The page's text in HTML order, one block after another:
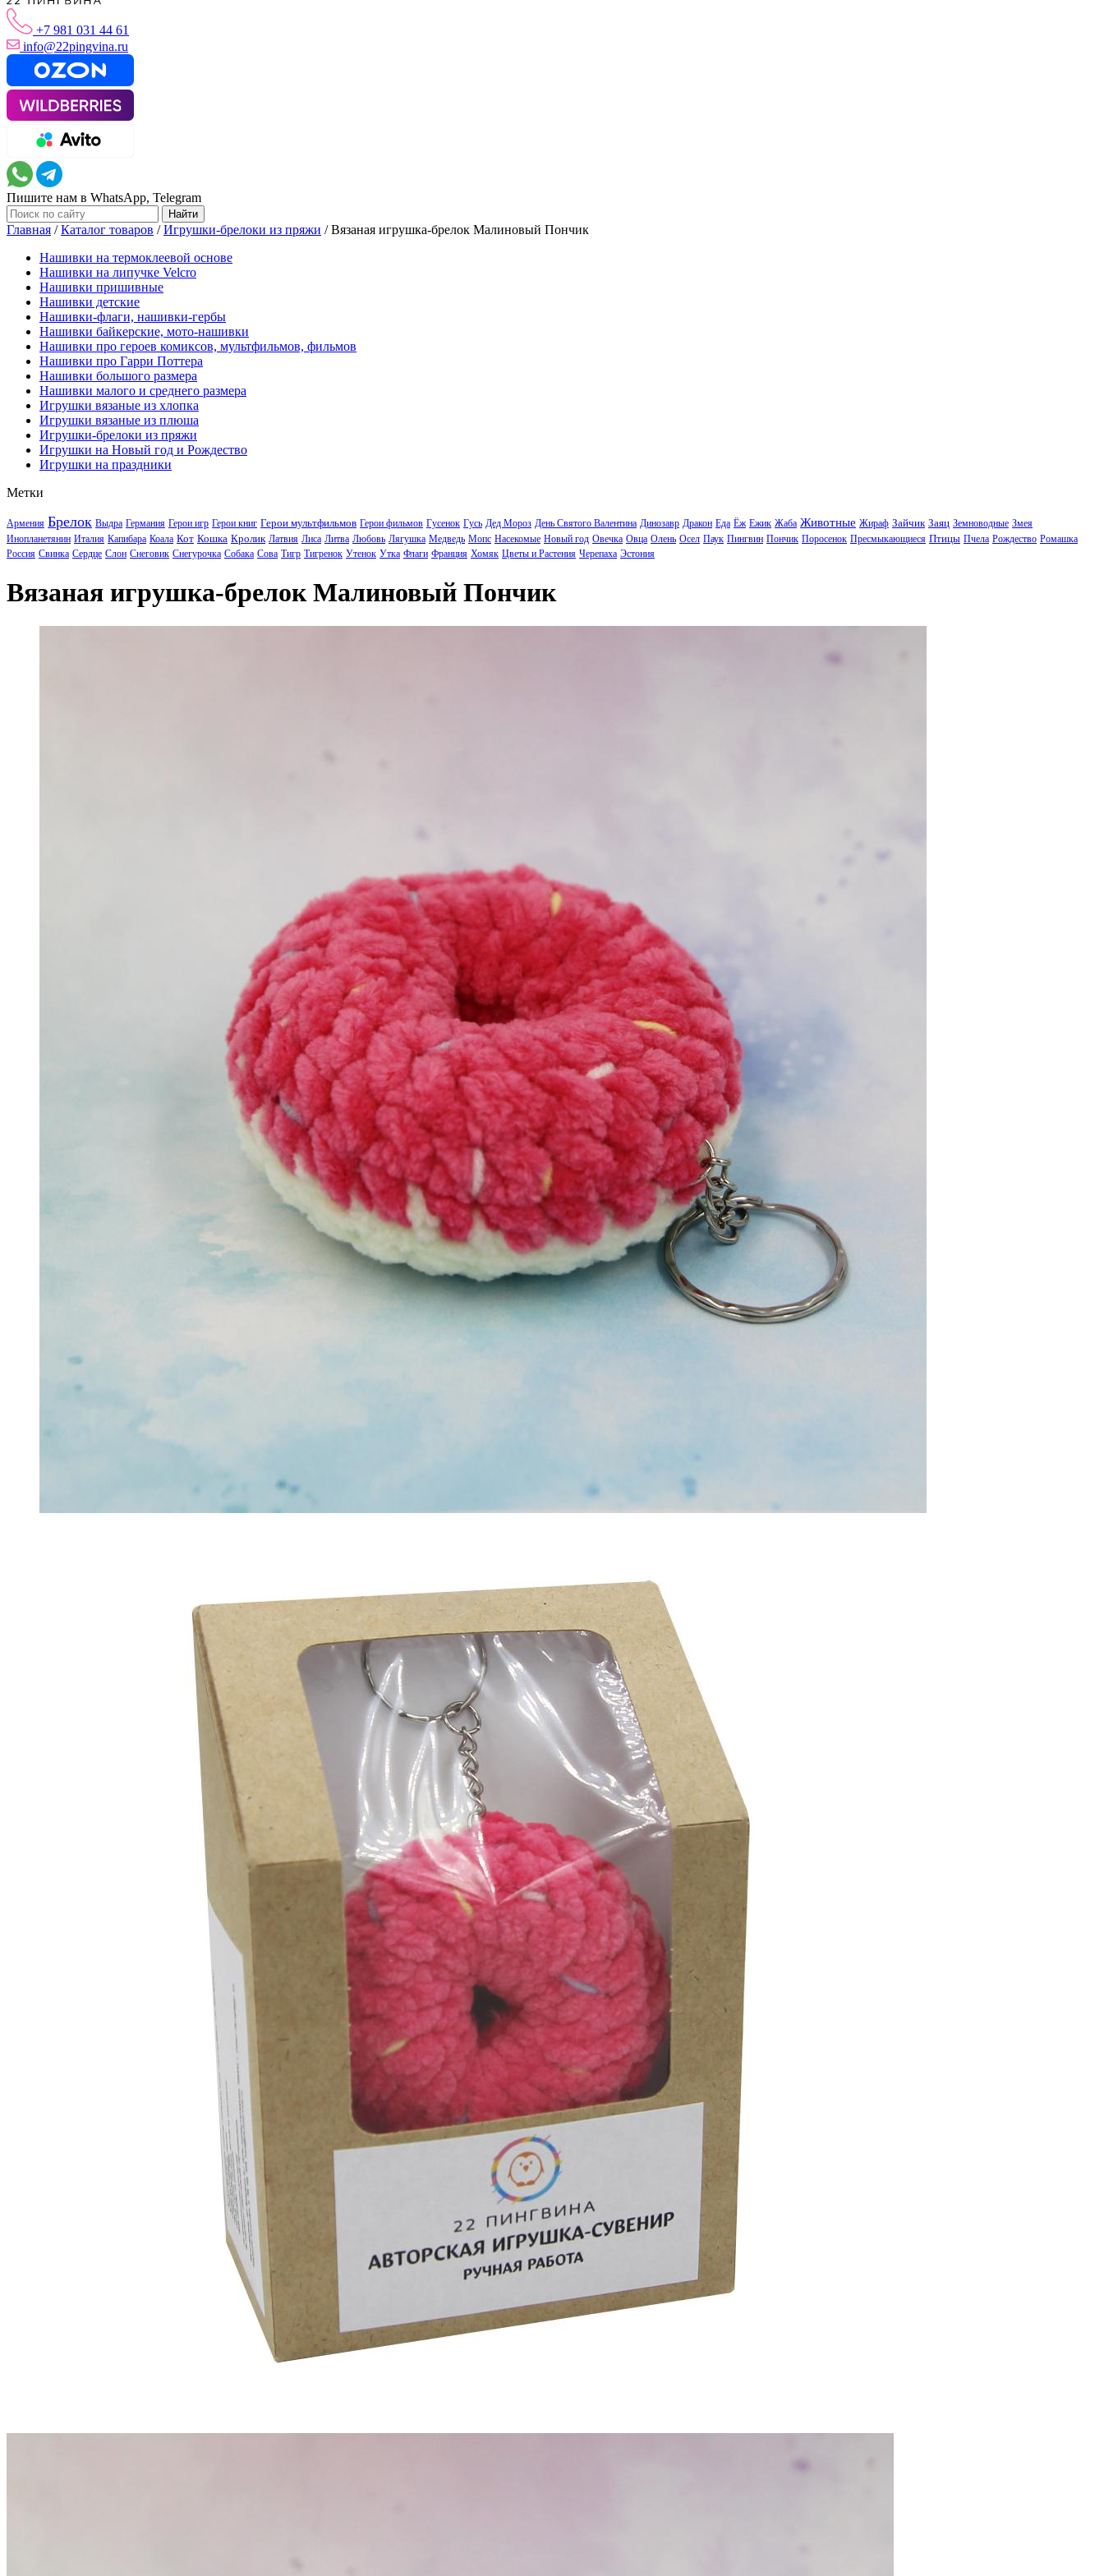
+7 981 031 44 61
info@22pingvina.ru
Пишите нам в WhatsApp, Telegram
Главная /Каталог товаров /Игрушки-брелоки из пряжи /Вязаная игрушка-брелок Малиновый Пончик
Нашивки на термоклеевой основе
Нашивки на липучке Velcro
Нашивки пришивные
Нашивки детские
Нашивки-флаги, нашивки-гербы
Нашивки байкерские, мото-нашивки
Нашивки про героев комиксов, мультфильмов, фильмов
Нашивки про Гарри Поттера
Нашивки большого размера
Нашивки малого и среднего размера
Игрушки вязаные из хлопка
Игрушки вязаные из плюша
Игрушки-брелоки из пряжи
Игрушки на Новый год и Рождество
Игрушки на праздники
Метки
Армения Брелок Выдра Германия Герои игр Герои книг Герои мультфильмов Герои фильмов Гусенок Гусь Дед Мороз День Святого Валентина Динозавр Дракон Еда Ёж Ежик Жаба Животные Жираф Зайчик Заяц Земноводные Змея
Инопланетянин Италия Капибара Коала Кот Кошка Кролик Латвия Лиса Литва Любовь Лягушка Медведь Мопс Насекомые Новый год Овечка Овца Олень Осел Паук Пингвин Пончик Поросенок Пресмыкающиеся Птицы Пчела Рождество Ромашка
Россия Свинка Сердце Слон Снеговик Снегурочка Собака Сова Тигр Тигренок Утенок Утка Флаги Франция Хомяк Цветы и Растения Черепаха Эстония
Вязаная игрушка-брелок Малиновый Пончик